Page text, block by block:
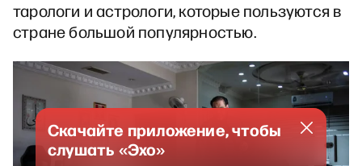
тарологи и астрологи, которые пользуются в
стране большой популярностью.
Скачайте приложение, чтобы
слушать «Эхо»